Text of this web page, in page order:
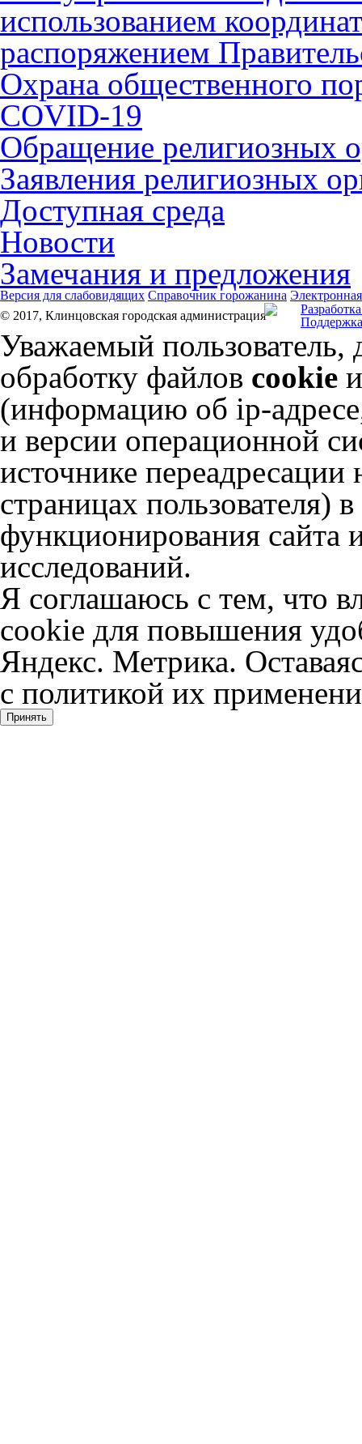
использованием
распоряжением
Охрана общественного
COVID-19
Обращение религиозных
Заявления религиозных
Доступная среда
Новости
Замечания и предложения
Версия для слабовидящих Справочник горожанина
© 2017, Клинцовская городская администрация
Уважаемый пользователь,
обработку файлов cookie
(информацию об ip-адресе
и версии операционной
источнике
страницах пользователя)
функционирования сайта
исследований.
Я соглашаюсь с тем, что
cookie для повышения
Яндекс. Метрика.
с политикой их
Принять